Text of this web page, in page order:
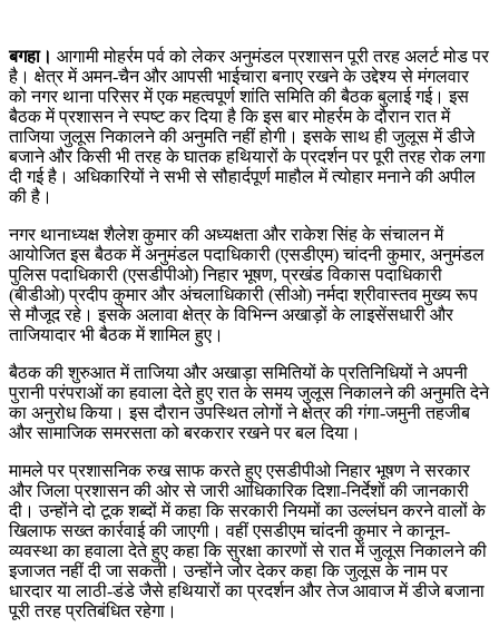
बगहा। आगामी मोहर्रम पर्व को लेकर अनुमंडल प्रशासन पूरी तरह अलर्ट मोड पर
है। क्षेत्र में अमन-चैन और आपसी भाईचारा बनाए रखने के उद्देश्य से मंगलवार
को नगर थाना परिसर में एक महत्वपूर्ण शांति समिति की बैठक बुलाई गई। इस
बैठक में प्रशासन ने स्पष्ट कर दिया है कि इस बार मोहर्रम के दौरान रात में
ताजिया जुलूस निकालने की अनुमति नहीं होगी। इसके साथ ही जुलूस में डीजे
बजाने और किसी भी तरह के घातक हथियारों के प्रदर्शन पर पूरी तरह रोक लगा
दी गई है। अधिकारियों ने सभी से सौहार्दपूर्ण माहौल में त्योहार मनाने की अपील
की है।
नगर थानाध्यक्ष शैलेश कुमार की अध्यक्षता और राकेश सिंह के संचालन में
आयोजित इस बैठक में अनुमंडल पदाधिकारी (एसडीएम) चांदनी कुमार, अनुमंडल
पुलिस पदाधिकारी (एसडीपीओ) निहार भूषण, प्रखंड विकास पदाधिकारी
(बीडीओ) प्रदीप कुमार और अंचलाधिकारी (सीओ) नर्मदा श्रीवास्तव मुख्य रूप
से मौजूद रहे। इसके अलावा क्षेत्र के विभिन्न अखाड़ों के लाइसेंसधारी और
ताजियादार भी बैठक में शामिल हुए।
बैठक की शुरुआत में ताजिया और अखाड़ा समितियों के प्रतिनिधियों ने अपनी
पुरानी परंपराओं का हवाला देते हुए रात के समय जुलूस निकालने की अनुमति देने
का अनुरोध किया। इस दौरान उपस्थित लोगों ने क्षेत्र की गंगा-जमुनी तहजीब
और सामाजिक समरसता को बरकरार रखने पर बल दिया।
मामले पर प्रशासनिक रुख साफ करते हुए एसडीपीओ निहार भूषण ने सरकार
और जिला प्रशासन की ओर से जारी आधिकारिक दिशा-निर्देशों की जानकारी
दी। उन्होंने दो टूक शब्दों में कहा कि सरकारी नियमों का उल्लंघन करने वालों के
खिलाफ सख्त कार्रवाई की जाएगी। वहीं एसडीएम चांदनी कुमार ने कानून-
व्यवस्था का हवाला देते हुए कहा कि सुरक्षा कारणों से रात में जुलूस निकालने की
इजाजत नहीं दी जा सकती। उन्होंने जोर देकर कहा कि जुलूस के नाम पर
धारदार या लाठी-डंडे जैसे हथियारों का प्रदर्शन और तेज आवाज में डीजे बजाना
पूरी तरह प्रतिबंधित रहेगा।